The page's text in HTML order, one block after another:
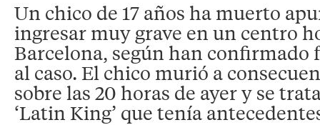
Un chico de 17 años ha muerto
ingresar muy grave en un centro
Barcelona, según han confirmado
al caso. El chico murió a
sobre las 20 horas de ayer y se
‘Latin King’ que tenía